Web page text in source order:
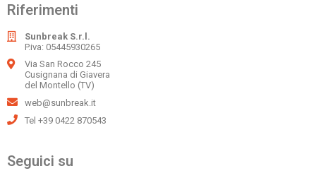
Riferimenti
Sunbreak S.r.l.
P.iva: 05445930265
Via San Rocco 245
Cusignana di Giavera
del Montello (TV)
web@sunbreak.it
Tel +39 0422 870543
Seguici su